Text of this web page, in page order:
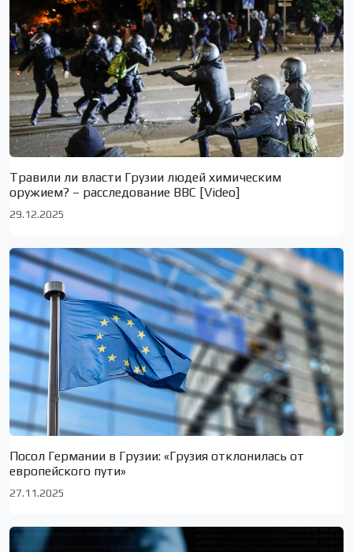
Травили ли власти Грузии людей химическим
оружием? – расследование BBC [Video]
29.12.2025
Посол Германии в Грузии: «Грузия отклонилась от
европейского пути»
27.11.2025